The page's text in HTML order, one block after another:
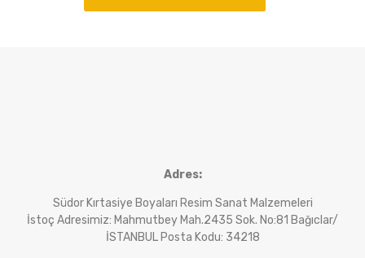
Adres:
Südor Kırtasiye Boyaları Resim Sanat Malzemeleri
İstoç Adresimiz: Mahmutbey Mah.2435 Sok. No:81 Bağıclar/
İSTANBUL Posta Kodu: 34218